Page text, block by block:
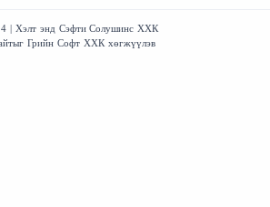
| Хэлт энд Сэфти Солушинс ХХК
ыгГрийн Софт ХХКхөгжүүлэв